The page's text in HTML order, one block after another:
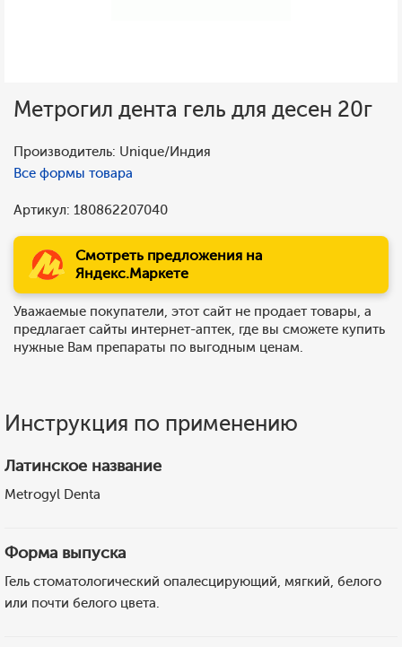
Метрогил дента гель для десен 20г
Производитель: Unique/Индия
Все формы товара
Артикул: 180862207040
Смотреть предложения на
Яндекс.Маркете
Уважаемые покупатели, этот сайт не продает товары, а
предлагает сайты интернет-аптек, где вы сможете купить
нужные Вам препараты по выгодным ценам.
Инструкция по применению
Латинское название
Metrogyl Denta
Форма выпуска
Гель стоматологический опалесцирующий, мягкий, белого
или почти белого цвета.